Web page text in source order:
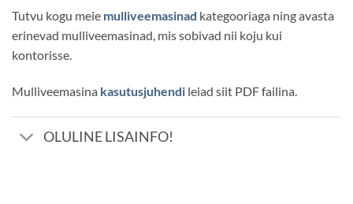
Tutvu kogu meie mulliveemasinad kategooriaga ning avasta
erinevad mulliveemasinad, mis sobivad nii koju kui
kontorisse.
Mulliveemasina kasutusjuhendi leiad siit PDF failina.
OLULINE LISAINFO!